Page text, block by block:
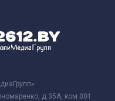
д.35А, ком.001